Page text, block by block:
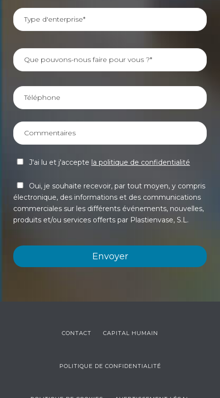
J'ai lu et j'accepte la politique de confidentialité
Oui, je souhaite recevoir, par tout moyen, y compris
électronique, des informations et des communications
commerciales sur les différents événements, nouvelles,
produits et/ou services offerts par Plastienvase, S.L.
CONTACT CAPITAL HUMAIN
POLITIQUE DE CONFIDENTIALITÉ